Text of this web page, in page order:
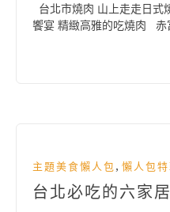
台北市燒肉 山上走走日式
饗宴 精緻高雅的吃燒肉 赤
主題美食懶人包 , 懶人包特
台北必吃的六家